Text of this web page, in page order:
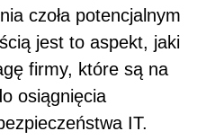
czoła potencjalnym
jest to aspekt, jaki
firmy, które są na
osiągnięcia
IT.